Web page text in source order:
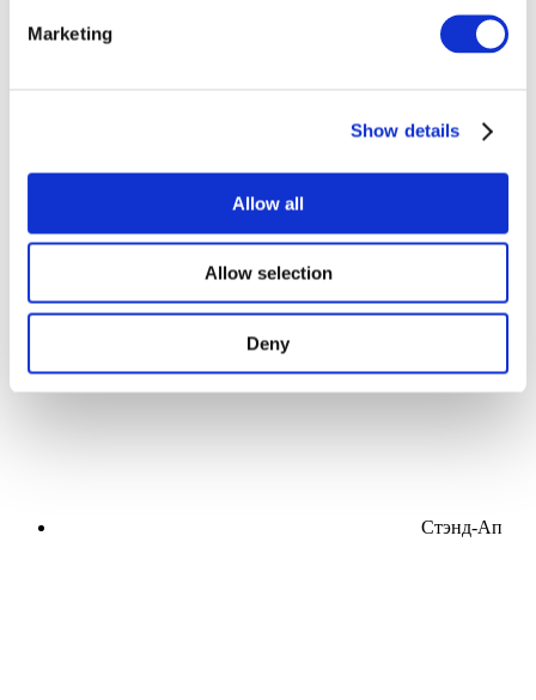
Marketing
Show details
Allow all
Allow selection
Deny
Поп-музыка
Применить
Стэнд-Ап